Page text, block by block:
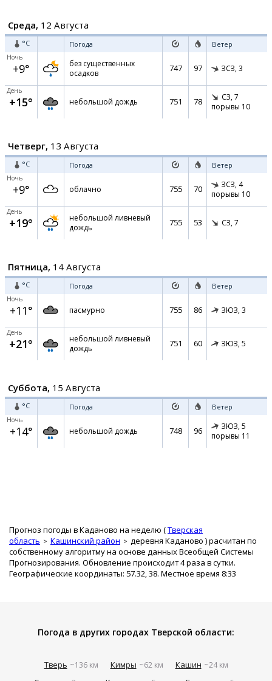
Среда, 12 Августа
°C Погода Ветер
Ночь
+9°
без существенных
осадков
747 97 ЗСЗ, 3
День
+15° небольшой дождь 751 78 СЗ, 7
порывы 10
Четверг, 13 Августа
°C Погода Ветер
Ночь
+9° облачно 755 70 ЗСЗ, 4
порывы 10
День
+19°
небольшой ливневый
дождь
755 53 СЗ, 7
Пятница, 14 Августа
°C Погода Ветер
Ночь
+11° пасмурно 755 86 ЗЮЗ, 3
День
+21°
небольшой ливневый
дождь
751 60 ЗЮЗ, 5
Суббота, 15 Августа
°C Погода Ветер
Ночь
+14° небольшой дождь 748 96 ЗЮЗ, 5
порывы 11
Прогноз погоды в Каданово на неделю (Тверская
область
Кашинский район деревня Каданово ) расчитан по
собственному алгоритму на основе данных Всеобщей Системы
Прогнозирования. Обновление происходит 4 раза в сутки.
Географические координаты: 57.32, 38. Местное время 8:33
Погода в других городах Тверской области:
Тверь ~136 км Кимры ~62 км Кашин ~24 км